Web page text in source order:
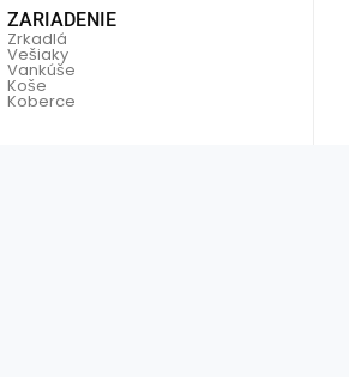
ZARIADENIE
Zrkadlá
Vešiaky
Vankúše
Koše
Koberce